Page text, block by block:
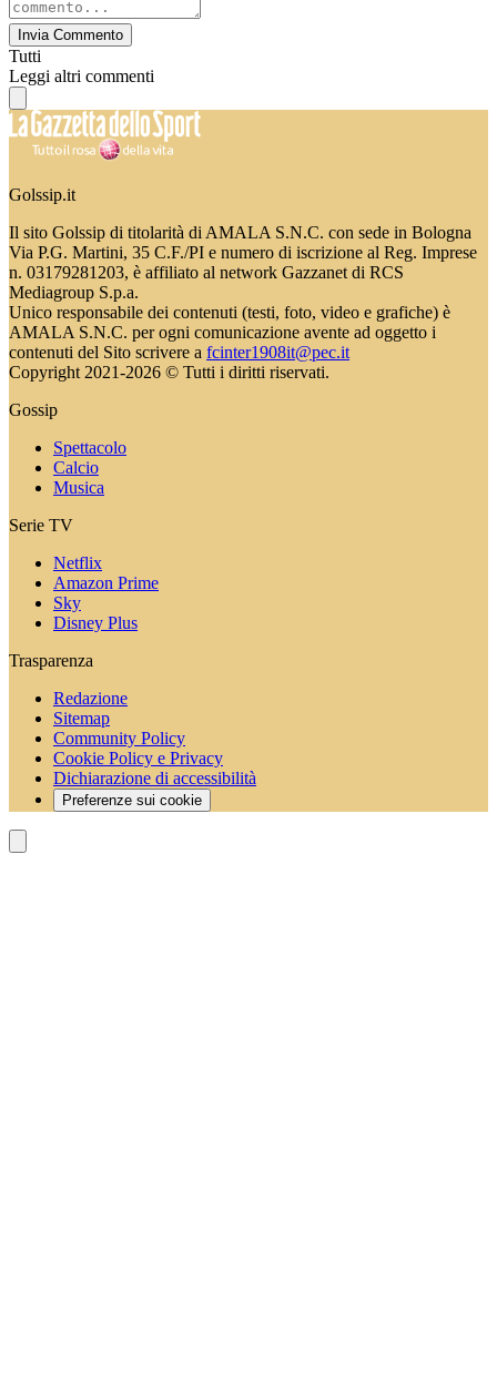
Invia Commento
Tutti
Leggi altri commenti
Golssip.it
Il sito Golssip di titolarità di AMALA S.N.C. con sede in Bologna
Via P.G. Martini, 35 C.F./PI e numero di iscrizione al Reg. Imprese
n. 03179281203, è affiliato al network Gazzanet di RCS
Mediagroup S.p.a.
Unico responsabile dei contenuti (testi, foto, video e grafiche) è
AMALA S.N.C. per ogni comunicazione avente ad oggetto i
contenuti del Sito scrivere a fcinter1908it@pec.it
Copyright 2021-2026 © Tutti i diritti riservati.
Gossip
Spettacolo
Calcio
Musica
Serie TV
Netflix
Amazon Prime
Sky
Disney Plus
Trasparenza
Redazione
Sitemap
Community Policy
Cookie Policy e Privacy
Dichiarazione di accessibilità
Preferenze sui cookie